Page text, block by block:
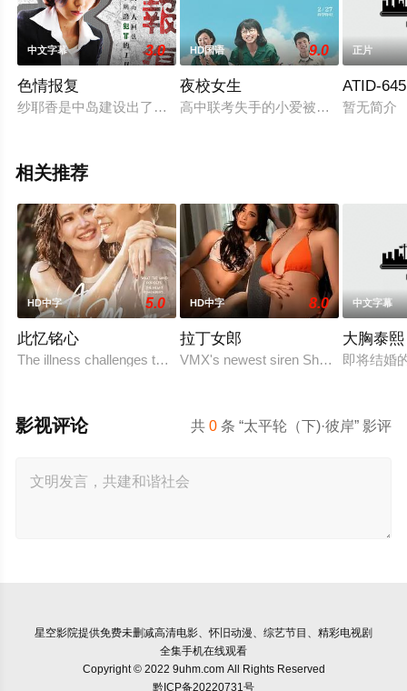
息可移步至豆瓣电影、电视猫或剧情网等平台了解。
中文字幕 3.0
色情报复
纱耶香是中岛建设出了名的交际花，某天，关西分公司来了一
HD国语 9.0
夜校女生
高中联考失手的小爱被妈妈安排升读
正片
ATID-
暂无简介
相关推荐
HD中字 5.0
此忆铭心
The illness challenges the couple's love in a way they never
HD中字 8.0
拉丁女郎
VMX's newest siren Shalanie De
中文字幕
大胸泰熙
即将结婚
共0 条 “太平轮（下)·彼岸” 影评
影视评论
星空影院提供免费未删减高清电影、怀旧动漫、综艺节目、精彩电视剧
全集手机在线观看
Copyright © 2022 9uhm.com All Rights Reserved
黔ICP备20220731号